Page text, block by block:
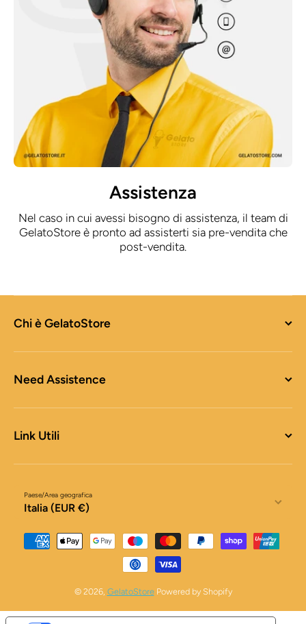
Assistenza
Nel caso in cui avessi bisogno di assistenza, il team di
GelatoStore è pronto ad assisterti sia pre-vendita che
post-vendita.
Chi è GelatoStore
Need Assistence
Link Utili
Paese/Area geografica
Italia (EUR €)
Metodi di pagamento
© 2026, GelatoStore Powered by Shopify